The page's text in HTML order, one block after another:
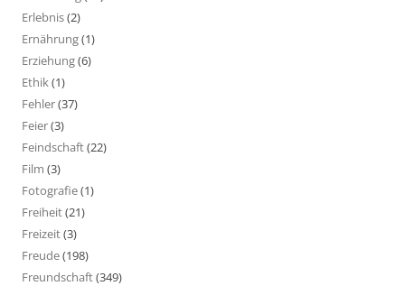
Erlebnis(2)
Ernährung(1)
Erziehung(6)
Ethik(1)
Fehler(37)
Feier(3)
Feindschaft(22)
Film (3)
Fotografie(1)
Freiheit(21)
Freizeit(3)
Freude(198)
Freundschaft(349)